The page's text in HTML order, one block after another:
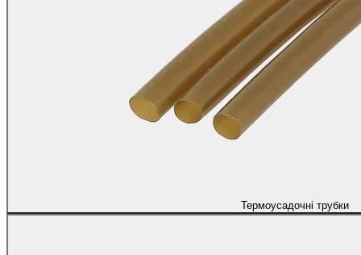
Термоусадочні трубки